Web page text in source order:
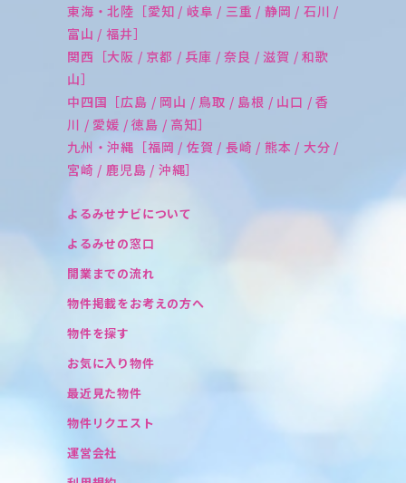
東海・北陸［愛知 / 岐阜 / 三重 / 静岡 / 石川 /
富山 / 福井］
関西［大阪 / 京都 / 兵庫 / 奈良 / 滋賀 / 和歌
山］
中四国［広島 / 岡山 / 鳥取 / 島根 / 山口 / 香
川 / 愛媛 / 徳島 / 高知］
九州・沖縄［福岡 / 佐賀 / 長崎 / 熊本 / 大分 /
宮崎 / 鹿児島 / 沖縄］
よるみせナビについて
よるみせの窓口
開業までの流れ
物件掲載をお考えの方へ
物件を探す
お気に入り物件
最近見た物件
物件リクエスト
運営会社